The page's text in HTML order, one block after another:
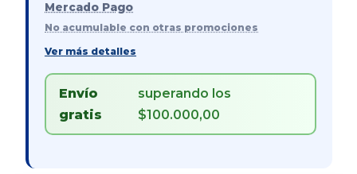
Mercado Pago
No acumulable con otras promociones
Ver más detalles
Envío
gratis
superando los
$100.000,00